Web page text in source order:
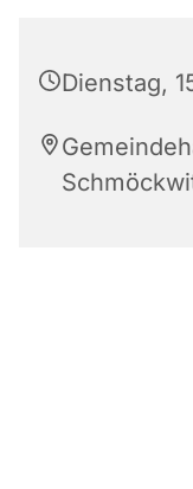
Dienstag,